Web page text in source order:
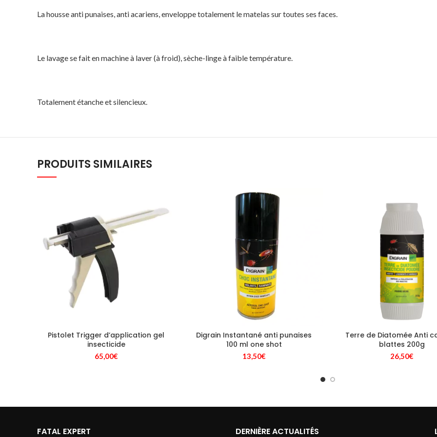
La housse anti punaises, anti acariens, enveloppe totalement le matelas sur toutes ses faces.
Le lavage se fait en machine à laver (à froid), sèche-linge à faible température.
Totalement étanche et silencieux.
PRODUITS SIMILAIRES
Pistolet Trigger d’application gel
insecticide
65,00€
Digrain Instantané anti punaises
100 ml one shot
13,50€
Terre de Diatomée Anti
blattes 200g
26,50€
FATAL EXPERT DERNIÈRE ACTUALITÉS